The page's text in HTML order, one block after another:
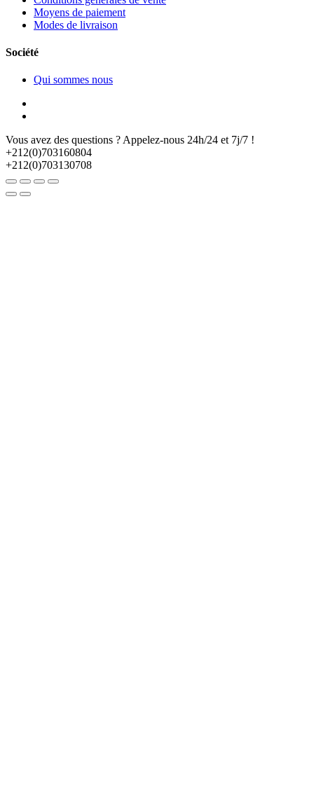
Moyens de paiement
Modes de livraison
Société
Qui sommes nous
Vous avez des questions ? Appelez-nous 24h/24 et 7j/7 !
+212(0)703160804
+212(0)703130708